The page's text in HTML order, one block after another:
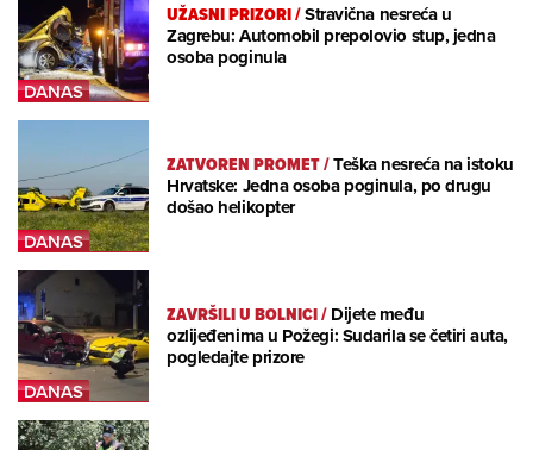
UŽASNI PRIZORI/Stravična nesreća u
Zagrebu: Automobil prepolovio stup, jedna
osoba poginula
ZATVOREN PROMET/Teška nesreća na istoku
Hrvatske: Jedna osoba poginula, po drugu
došao helikopter
ZAVRŠILI U BOLNICI/Dijete među
ozlijeđenima u Požegi: Sudarila se četiri auta,
pogledajte prizore